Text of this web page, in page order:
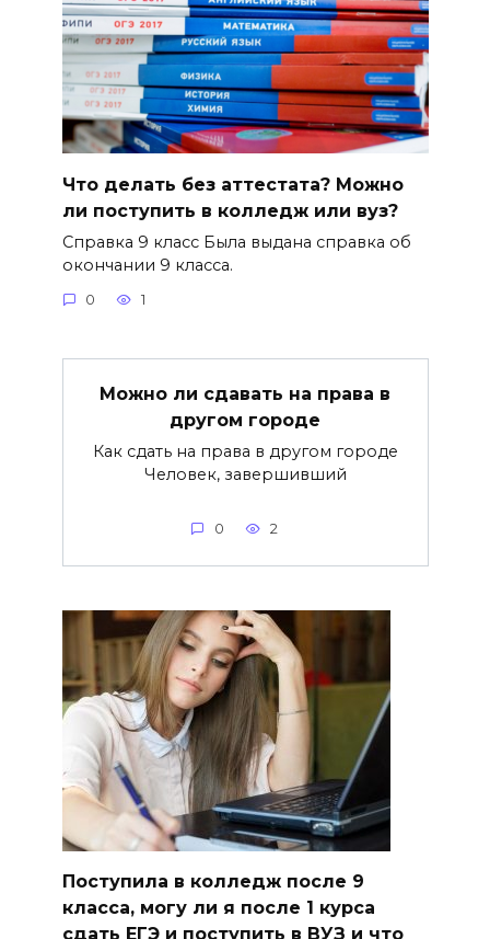
Что делать без аттестата? Можно
ли поступить в колледж или вуз?
Справка 9 класс Была выдана справка об
окончании 9 класса.
0 1
Можно ли сдавать на права в
другом городе
Как сдать на права в другом городе
Человек, завершивший
0 2
Поступила в колледж после 9
класса, могу ли я после 1 курса
сдать ЕГЭ и поступить в ВУЗ и что